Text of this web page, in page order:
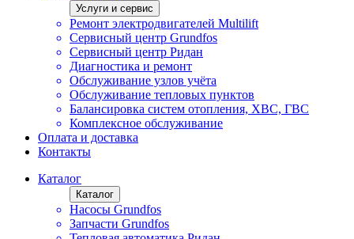
Услуги и сервис
Ремонт электродвигателей Multilift
Сервисный центр Grundfos
Сервисный центр Ридан
Диагностика и ремонт
Обслуживание узлов учёта
Обслуживание тепловых пунктов
Балансировка систем отопления, ХВС, ГВС
Комплексное обслуживание
Оплата и доставка
Контакты
Каталог
Каталог
Насосы Grundfos
Запчасти Grundfos